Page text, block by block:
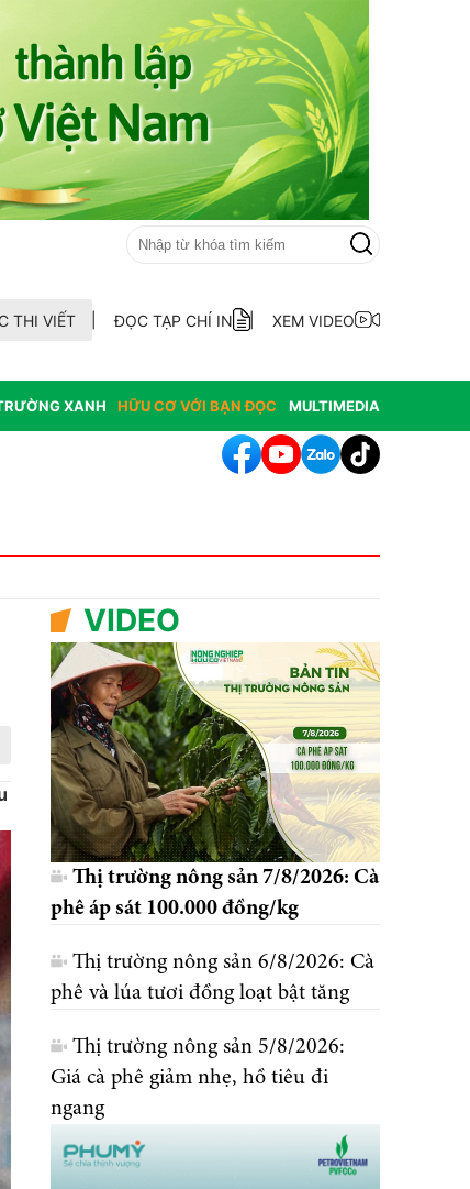
THI VIẾT ĐỌC TẠP CHÍ IN XEM VIDEO
XANH HỮU CƠ VỚI BẠN ĐỌC MULTIMEDIA
hợp thức hóa diện tích đất vi phạm có nguồn gốc từ phá rừng
VIDEO
Thị trường nông sản 7/8/2026: Cà
phê áp sát 100.000 đồng/kg
Thị trường nông sản 6/8/2026: Cà
phê và lúa tươi đồng loạt bật tăng
Thị trường nông sản 5/8/2026:
Giá cà phê giảm nhẹ, hồ tiêu đi
ngang